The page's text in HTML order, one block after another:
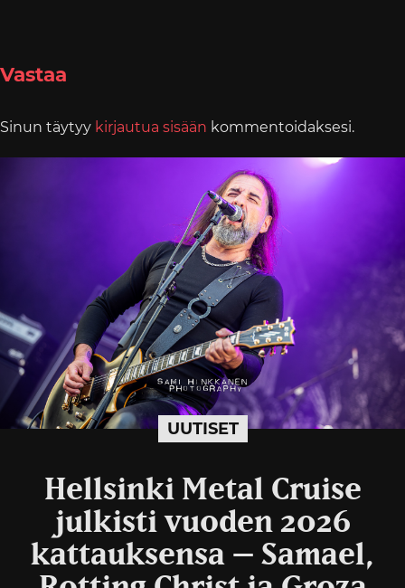
Vastaa
Sinun täytyy kirjautua sisään kommentoidaksesi.
UUTISET
Hellsinki Metal Cruise
julkisti vuoden 2026
kattauksensa – Samael,